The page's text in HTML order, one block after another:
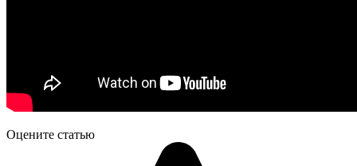
Оцените статью